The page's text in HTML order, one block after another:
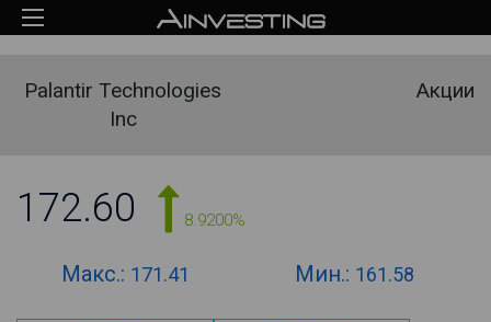
Palantir Technologies
Inc
Акции
172.60 8.9200%
Макс.: 171.41 Мин.: 161.58